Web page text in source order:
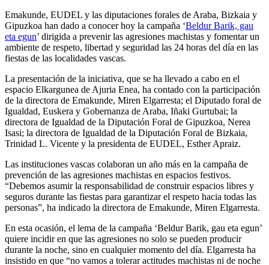
Emakunde, EUDEL y las diputaciones forales de Araba, Bizkaia y
Gipuzkoa han dado a conocer hoy la campaña ‘Beldur Barik, gau
eta egun’ dirigida a prevenir las agresiones machistas y fomentar un
ambiente de respeto, libertad y seguridad las 24 horas del día en las
fiestas de las localidades vascas.
La presentación de la iniciativa, que se ha llevado a cabo en el
espacio Elkargunea de Ajuria Enea, ha contado con la participación
de la directora de Emakunde, Miren Elgarresta; el Diputado foral de
Igualdad, Euskera y Gobernanza de Araba, Iñaki Gurtubai; la
directora de Igualdad de la Diputación Foral de Gipuzkoa, Nerea
Isasi; la directora de Igualdad de la Diputación Foral de Bizkaia,
Trinidad L. Vicente y la presidenta de EUDEL, Esther Apraiz.
Las instituciones vascas colaboran un año más en la campaña de
prevención de las agresiones machistas en espacios festivos.
“Debemos asumir la responsabilidad de construir espacios libres y
seguros durante las fiestas para garantizar el respeto hacia todas las
personas”, ha indicado la directora de Emakunde, Miren Elgarresta.
En esta ocasión, el lema de la campaña ‘Beldur Barik, gau eta egun’
quiere incidir en que las agresiones no solo se pueden producir
durante la noche, sino en cualquier momento del día. Elgarresta ha
insistido en que “no vamos a tolerar actitudes machistas ni de noche